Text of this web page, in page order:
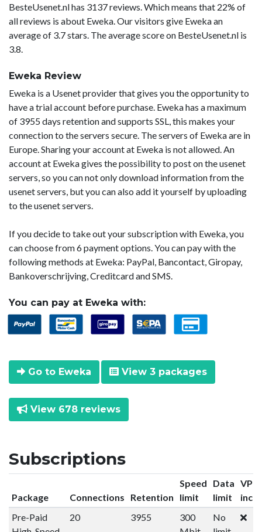
BesteUsenet.nl has 3137 reviews. Which means that 22% of
all reviews is about Eweka. Our visitors give Eweka an
average of 3.7 stars. The average score on BesteUsenet.nl is
3.8.
Eweka Review
Eweka is a Usenet provider that gives you the opportunity to
have a trial account before purchase. Eweka has a maximum
of 3955 days retention and supports SSL, this makes your
connection to the servers secure. The servers of Eweka are in
Europe. Sharing your account at Eweka is not allowed. An
account at Eweka gives the possibility to post on the usenet
servers, so you can not only download information from the
usenet servers, but you can also add it yourself by uploading
to the usenet servers.
If you decide to take out your subscription with Eweka, you
can choose from 6 payment options. You can pay with the
following methods at Eweka: PayPal, Bancontact, Giropay,
Bankoverschrijving, Creditcard and SMS.
You can pay at Eweka with:
Go to Eweka View 3 packages
View 678 reviews
Subscriptions
Package Connections Retention
Speed
limit
Data
limit
VPN
Pre-Paid
20 3955
300
No